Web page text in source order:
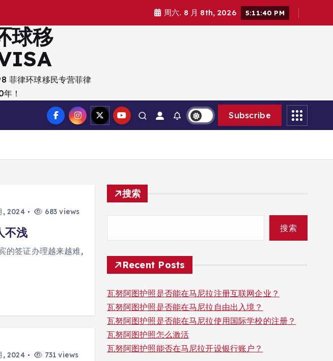
周六. 8 月 8th, 2026 5:11:41 PM
菲律环球移民专营菲律
！
Subscribe
, 2024 683 views
不浅
的签证办理越来越难,
, 2024 731 views
搜索
搜索
Recent Posts
瓦努阿图护照是否能在马尼拉注册互联网企业？
瓦努阿图护照是否能在马尼拉自由出入境？
瓦努阿图护照是否能在马尼拉使用国际学校的注册？
瓦努阿图护照怎么激活
瓦努阿图护照能否在马尼拉开设银行账户？